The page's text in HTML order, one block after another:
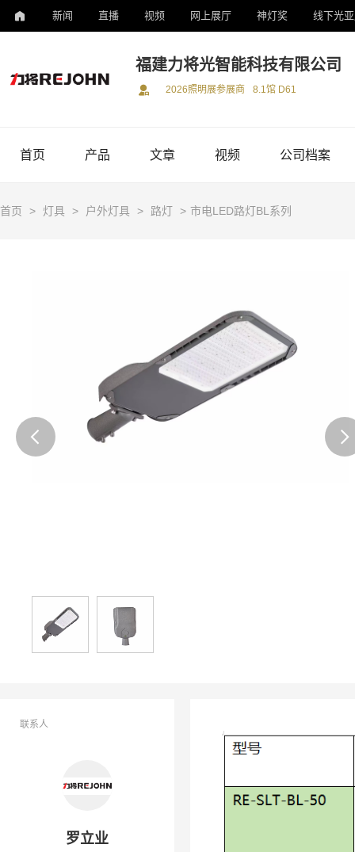
新闻 直播 视频 网上展厅 神灯奖 线下光
福建力将光智能科技有限公司
2026照明展参展商 8.1馆 D61
首页 产品 文章 视频 公司档案
首页 > 灯具 > 户外灯具 > 路灯 > 市电LED路灯BL系列
联系人
罗立业